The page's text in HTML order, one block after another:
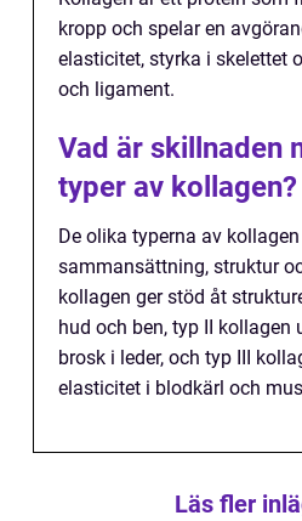
kropp och spelar en
elasticitet, styrka i skelettet
och ligament.
Vad är skillnaden
typer av kollagen?
De olika typerna av
sammansättning, struktur
kollagen ger stöd åt
hud och ben, typ II kollagen
brosk i leder, och typ III
elasticitet i blodkärl och
Läs fler